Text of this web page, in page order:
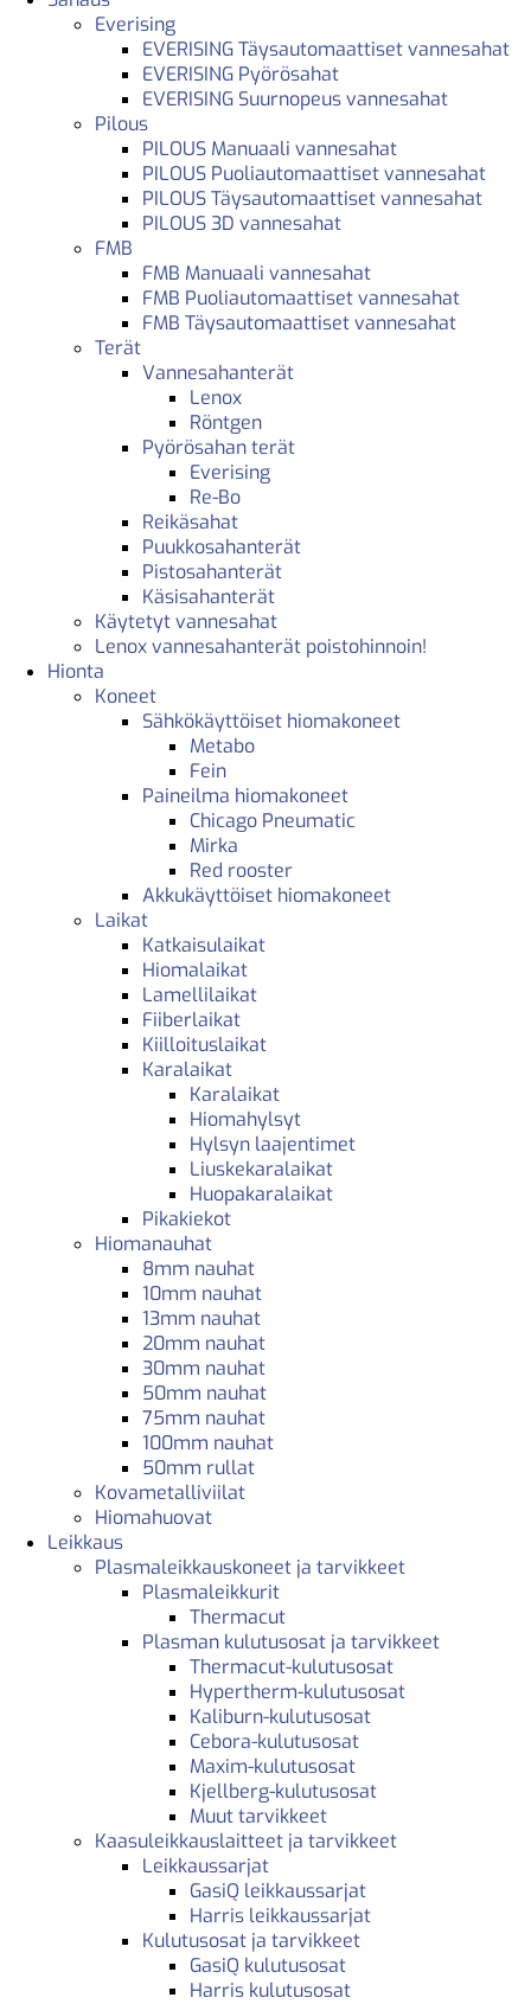
Everising
EVERISING Täysautomaattiset vannesahat
EVERISING Pyörösahat
EVERISING Suurnopeus vannesahat
Pilous
PILOUS Manuaali vannesahat
PILOUS Puoliautomaattiset vannesahat
PILOUS Täysautomaattiset vannesahat
PILOUS 3D vannesahat
FMB
FMB Manuaali vannesahat
FMB Puoliautomaattiset vannesahat
FMB Täysautomaattiset vannesahat
Terät
Vannesahanterät
Lenox
Röntgen
Pyörösahan terät
Everising
Re-Bo
Reikäsahat
Puukkosahanterät
Pistosahanterät
Käsisahanterät
Käytetyt vannesahat
Lenox vannesahanterät poistohinnoin!
Hionta
Koneet
Sähkökäyttöiset hiomakoneet
Metabo
Fein
Paineilma hiomakoneet
Chicago Pneumatic
Mirka
Red rooster
Akkukäyttöiset hiomakoneet
Laikat
Katkaisulaikat
Hiomalaikat
Lamellilaikat
Fiiberlaikat
Kiilloituslaikat
Karalaikat
Karalaikat
Hiomahylsyt
Hylsyn laajentimet
Liuskekaralaikat
Huopakaralaikat
Pikakiekot
Hiomanauhat
8mm nauhat
10mm nauhat
13mm nauhat
20mm nauhat
30mm nauhat
50mm nauhat
75mm nauhat
100mm nauhat
50mm rullat
Kovametalliviilat
Hiomahuovat
Leikkaus
Plasmaleikkauskoneet ja tarvikkeet
Plasmaleikkurit
Thermacut
Plasman kulutusosat ja tarvikkeet
Thermacut-kulutusosat
Hypertherm-kulutusosat
Kaliburn-kulutusosat
Cebora-kulutusosat
Maxim-kulutusosat
Kjellberg-kulutusosat
Muut tarvikkeet
Kaasuleikkauslaitteet ja tarvikkeet
Leikkaussarjat
GasiQ leikkaussarjat
Harris leikkaussarjat
Kulutusosat ja tarvikkeet
GasiQ kulutusosat
Harris kulutusosat